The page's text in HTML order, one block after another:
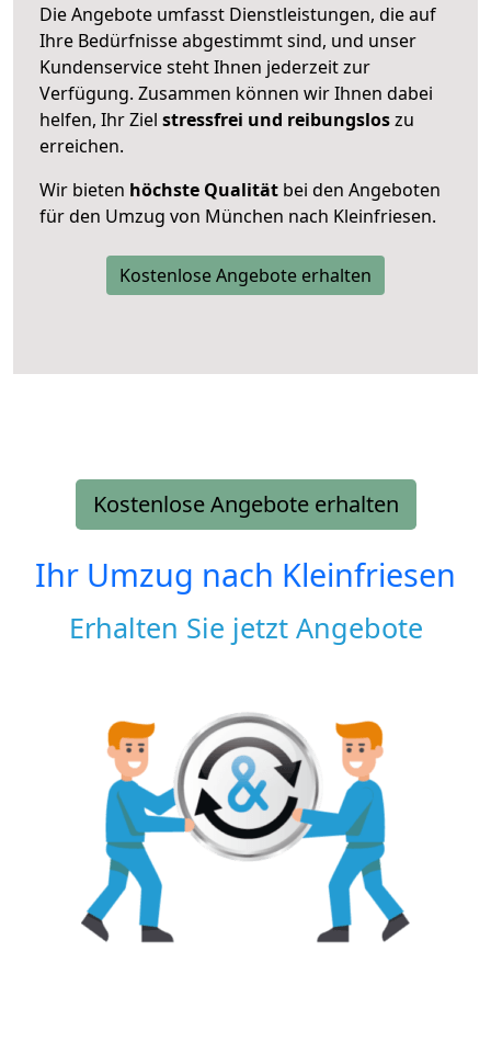
Die Angebote umfasst Dienstleistungen, die auf
Ihre Bedürfnisse abgestimmt sind, und unser
Kundenservice steht Ihnen jederzeit zur
Verfügung. Zusammen können wir Ihnen dabei
helfen, Ihr Ziel stressfrei und reibungsloszu
erreichen.
Wir bieten höchste Qualität bei den Angeboten
für den Umzug von München nach Kleinfriesen.
Kostenlose Angebote erhalten
Kostenlose Angebote erhalten
Ihr Umzug nach Kleinfriesen
Erhalten Sie jetzt Angebote